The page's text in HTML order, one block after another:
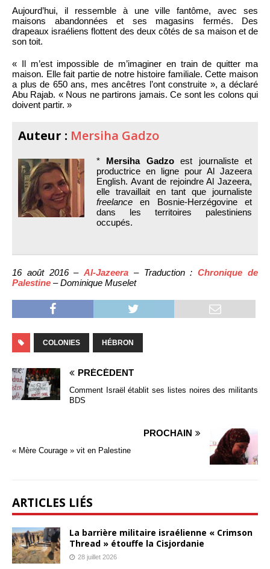
Aujourd’hui, il ressemble à une ville fantôme, avec ses
maisons abandonnées et ses magasins fermés. Des
drapeaux israéliens flottent des deux côtés de sa maison et de
son toit.
« Il m’est impossible de m’imaginer en train de quitter ma
maison. Elle fait partie de notre histoire familiale. Cette maison
a plus de 650 ans, mes ancêtres l’ont construite », a déclaré
Abu Rajab. « Nous ne partirons jamais. Ce sont les colons qui
doivent partir. »
Auteur : Mersiha Gadzo
* Mersiha Gadzoest journaliste et
productrice en ligne pour Al Jazeera
English. Avant de rejoindre Al Jazeera,
elle travaillait en tant que journaliste
freelance en Bosnie-Herzégovine et
dans les territoires palestiniens
occupés.
16 août 2016 –Al-Jazeera – Traduction :Chronique de
Palestine – Dominique Muselet
COLONIES HÉBRON
PRÉCÉDENT
Comment Israël établit ses listes noires des militants
BDS
PROCHAIN
« Mère Courage » vit en Palestine
ARTICLES LIÉS
La barrière militaire israélienne « Crimson
Thread » étouffe la Cisjordanie
28 juillet 2026